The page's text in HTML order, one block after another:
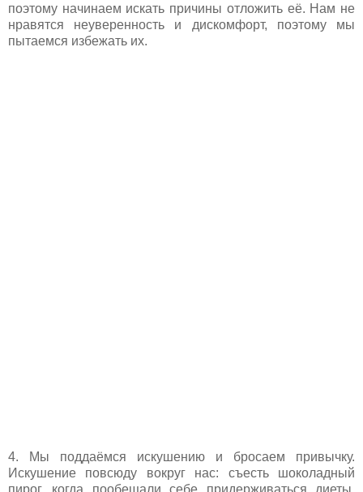
поэтому начинаем искать причины отложить её. Нам не
нравятся неуверенность и дискомфорт, поэтому мы
пытаемся избежать их.
4. Мы поддаёмся искушению и бросаем привычку.
Искушение повсюду вокруг нас: съесть шоколадный
пирог, когда пообещали себе придерживаться диеты,